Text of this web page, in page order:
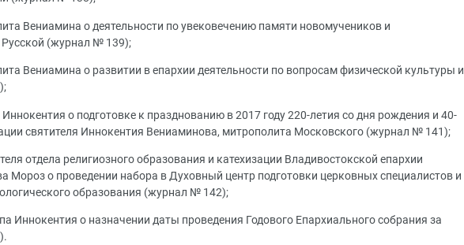
Вениамина о деятельности по увековечению памяти новомучеников и
(журнал № 139);
Вениамина о развитии в епархии деятельности по вопросам физической культуры и
о подготовке к празднованию в 2017 году 220-летия со дня рождения и 40-
святителя Иннокентия Вениаминова, митрополита Московского (журнал № 141);
отдела религиозного образования и катехизации Владивостокской епархии
Мороз о проведении набора в Духовный центр подготовки церковных специалистов и
образования (журнал № 142);
Иннокентия о назначении даты проведения Годового Епархиального собрания за